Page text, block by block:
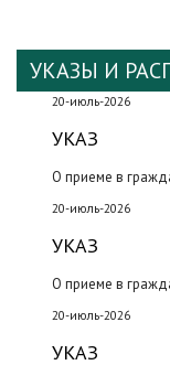
УКАЗЫ И
20-июль-2026
УКАЗ
О приеме в
20-июль-2026
УКАЗ
О приеме в
20-июль-2026
УКАЗ